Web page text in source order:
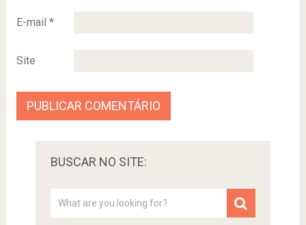
E-mail *
Site
BUSCAR NO SITE: